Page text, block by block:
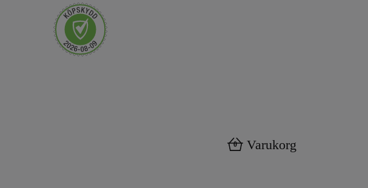
0 Varukorg